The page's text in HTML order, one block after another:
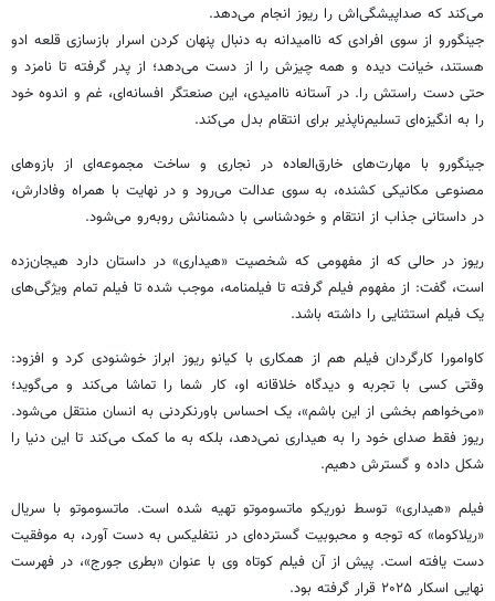
می‌کند که صداپیشگی‌اش را ریوز انجام می‌دهد.
جینگورو از سوی افرادی که ناامیدانه به دنبال پنهان کردن اسرار بازسازی قلعه ادو
هستند، خیانت دیده و همه چیزش را از دست می‌دهد؛ از پدر گرفته تا نامزد و
حتی دست راستش را. در آستانه ناامیدی، این صنعتگر افسانه‌ای، غم و اندوه خود
را به انگیزه‌ای تسلیم‌ناپذیر برای انتقام بدل می‌کند.
جینگورو با مهارت‌های خارق‌العاده در نجاری و ساخت مجموعه‌ای از بازوهای
مصنوعی مکانیکی کشنده، به سوی عدالت می‌رود و در نهایت با همراه وفادارش،
در داستانی جذاب از انتقام و خودشناسی با دشمنانش روبه‌رو می‌شود.
ریوز در حالی که از مفهومی که شخصیت «هیداری» در داستان دارد هیجان‌زده
‌است، گفت: از مفهوم فیلم گرفته تا فیلمنامه، موجب شده تا فیلم تمام ویژگی‌های
یک فیلم استثنایی را داشته باشد.
کاوامورا کارگردان فیلم هم از همکاری با کیانو ریوز ابراز خوشنودی کرد و افزود:
وقتی کسی با تجربه و دیدگاه خلاقانه او، کار شما را تماشا می‌کند و می‌گوید؛
«می‌خواهم بخشی از این باشم»، یک احساس باورنکردنی به انسان منتقل می‌شود.
ریوز فقط صدای خود را به هیداری نمی‌دهد، بلکه به ما کمک می‌کند تا این دنیا را
شکل داده و گسترش دهیم.
فیلم «هیداری» توسط نوریکو ماتسوموتو تهیه شده است. ماتسوموتو با سریال
«ریلاکوما» که توجه و محبوبیت گسترده‌ای در نتفلیکس به دست آورد، به موفقیت
دست یافته است. پیش از آن فیلم کوتاه وی با عنوان «بطری جورج»، در فهرست
نهایی اسکار ۲۰۲۵ قرار گرفته بود.